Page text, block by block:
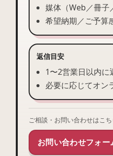
媒体（Web／冊子
希望納期／ご予算
返信目安
1〜2営業日以内に
必要に応じてオン
ご相談・お問い合わせはこち
お問い合わせフォー